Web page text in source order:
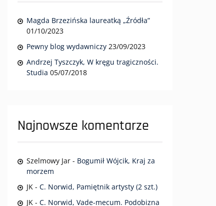
Magda Brzezińska laureatką „Źródła”
01/10/2023
Pewny blog wydawniczy 23/09/2023
Andrzej Tyszczyk, W kręgu tragiczności.
Studia 05/07/2018
Najnowsze komentarze
Szelmowy Jar - Bogumił Wójcik, Kraj za
morzem
JK - C. Norwid, Pamiętnik artysty (2 szt.)
JK - C. Norwid, Vade-mecum. Podobizna